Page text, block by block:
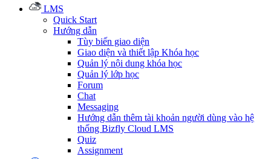
LMS
Quick Start
Hướng dẫn
Tùy biến giao diện
Giao diện và thiết lập Khóa học
Quản lý nội dung khóa học
Quản lý lớp học
Forum
Chat
Messaging
Hướng dẫn thêm tài khoản người dùng vào hệ
thống Bizfly Cloud LMS
Quiz
Assignment